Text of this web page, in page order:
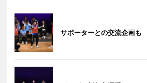
サポーターとの交流企画も